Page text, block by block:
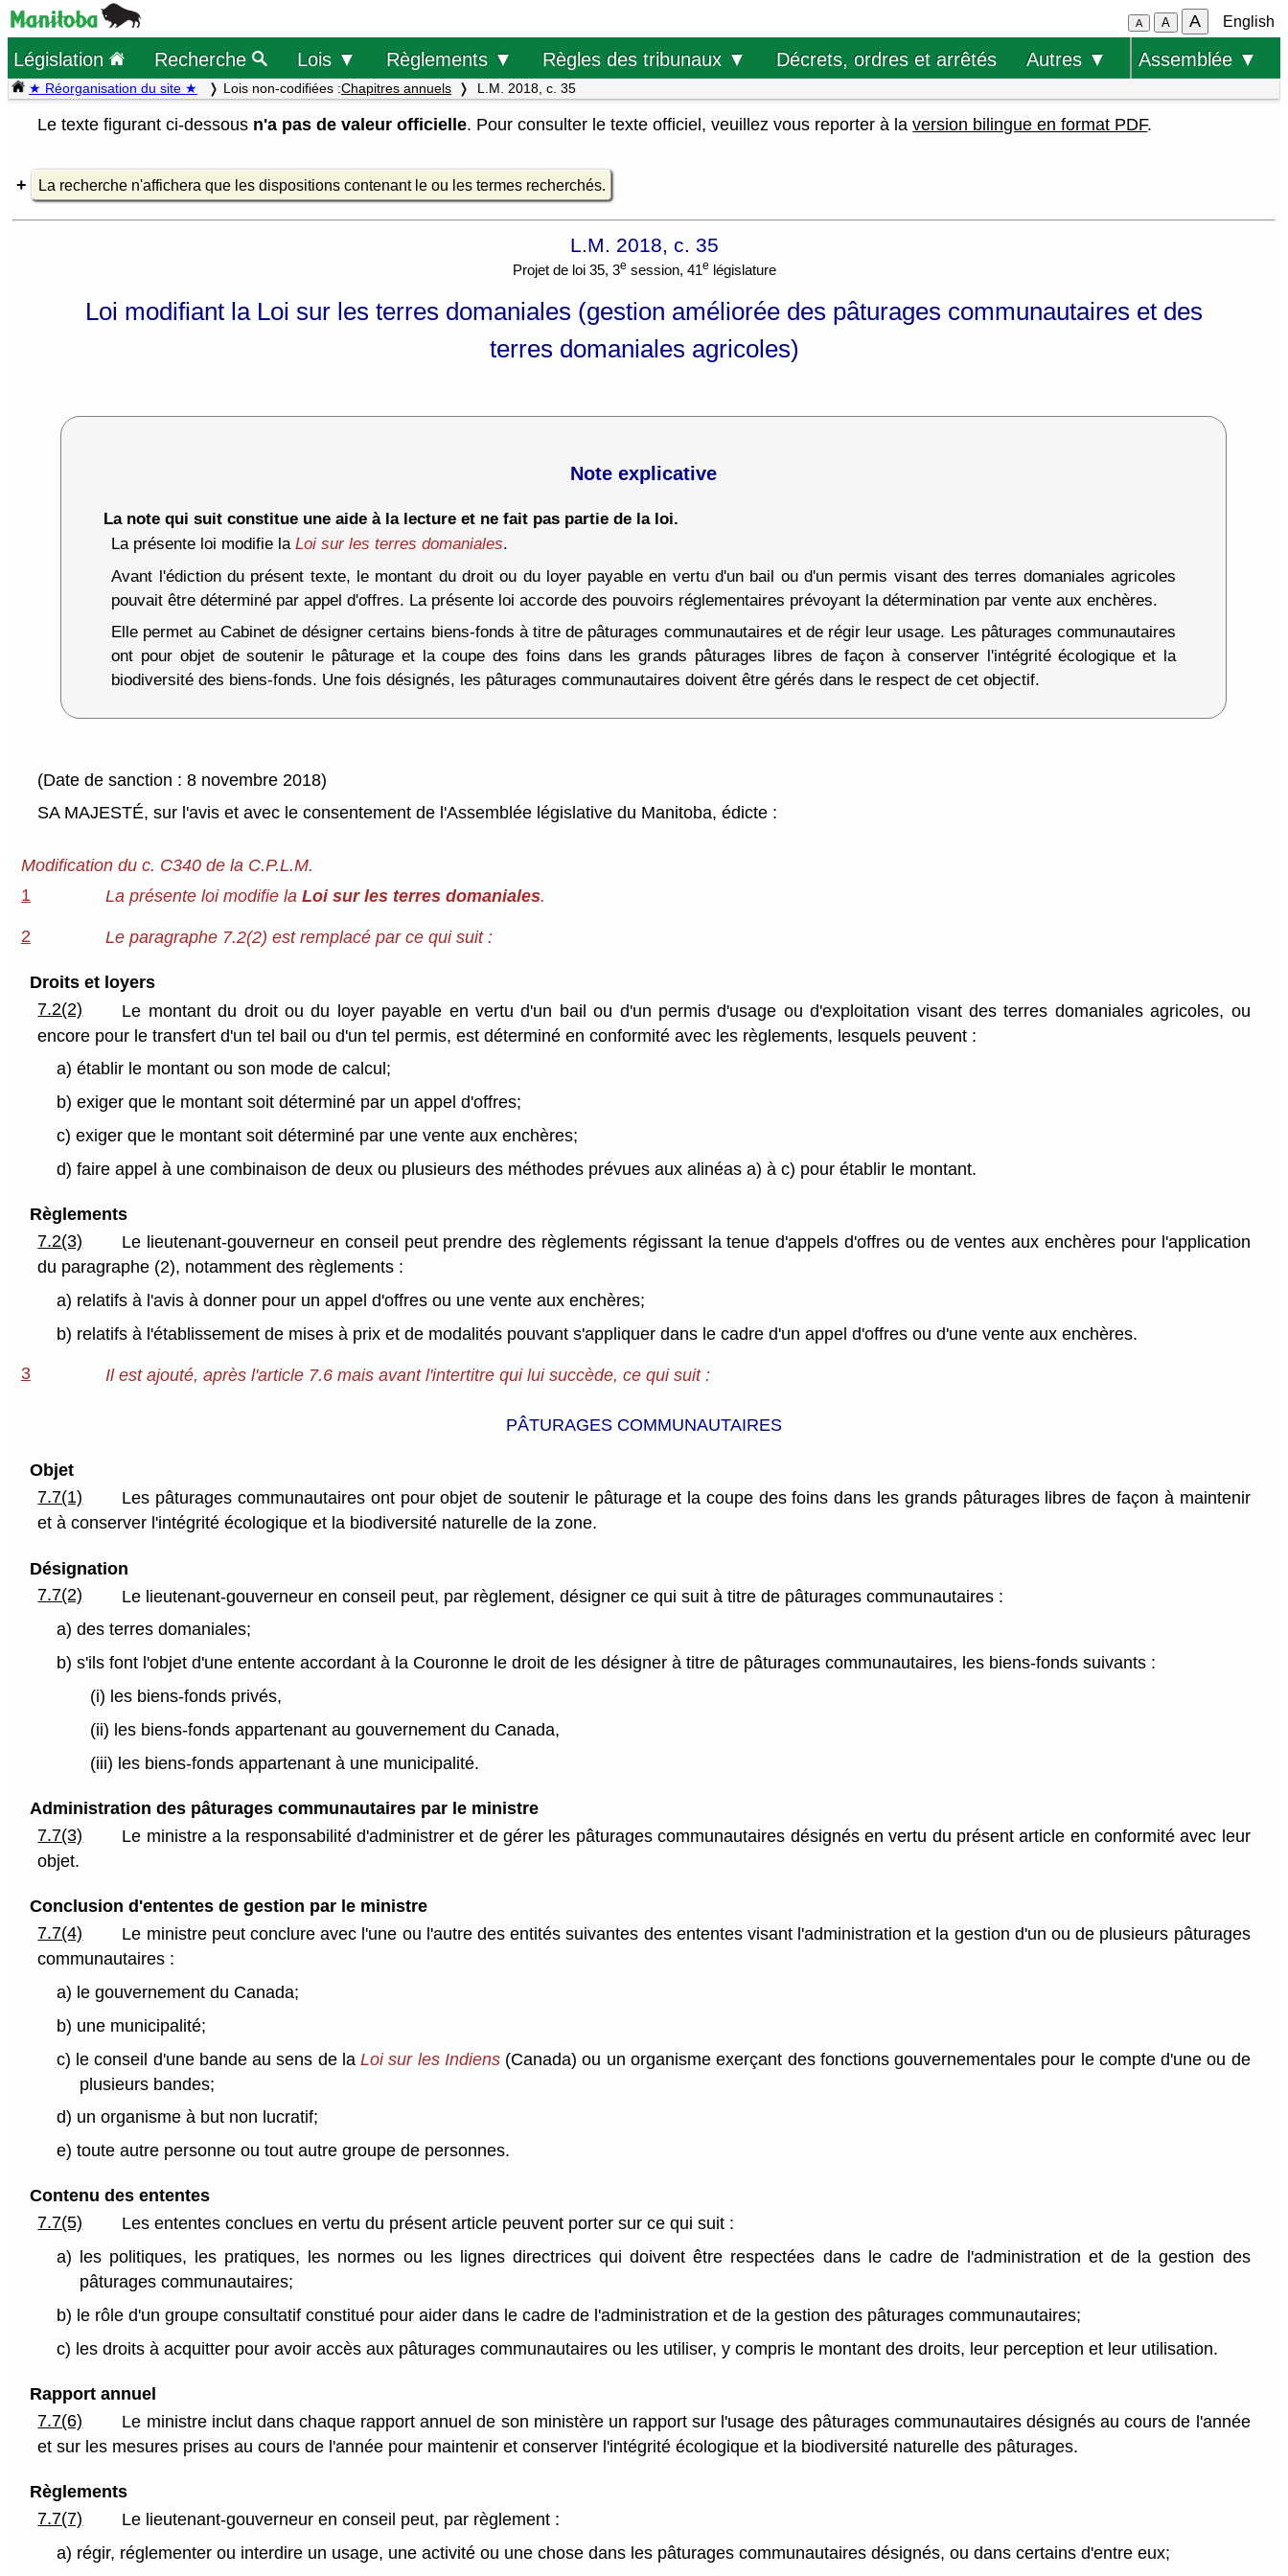
A A A English
Législation Recherche Lois ▼ Règlements ▼ Règles des tribunaux ▼ Décrets, ordres et arrêtés Autres ▼ Assemblée ▼
★ Réorganisation du site ★ Lois non-codifiées :Chapitres annuels L.M. 2018, c. 35
Le texte figurant ci-dessous n'a pas de valeur officielle. Pour consulter le texte officiel, veuillez vous reporter à laversion bilingue en format PDF.
La recherche n'affichera que les dispositions contenant le ou les termes recherchés.
L.M. 2018, c. 35
Projet de loi 35, 3e session, 41e législature
Loi modifiant la Loi sur les terres domaniales (gestion améliorée des pâturages communautaires et des
terres domaniales agricoles)
Note explicative
La note qui suit constitue une aide à la lecture et ne fait pas partie de la loi.
La présente loi modifie laLoi sur les terres domaniales.
Avant l'édiction du présent texte, le montant du droit ou du loyer payable en vertu d'un bail ou d'un permis visant des terres domaniales agricoles
pouvait être déterminé par appel d'offres. La présente loi accorde des pouvoirs réglementaires prévoyant la détermination par vente aux enchères.
Elle permet au Cabinet de désigner certains biens-fonds à titre de pâturages communautaires et de régir leur usage. Les pâturages communautaires
ont pour objet de soutenir le pâturage et la coupe des foins dans les grands pâturages libres de façon à conserver l'intégrité écologique et la
biodiversité des biens-fonds. Une fois désignés, les pâturages communautaires doivent être gérés dans le respect de cet objectif.
(Date de sanction : 8 novembre 2018)
SA MAJESTÉ, sur l'avis et avec le consentement de l'Assemblée législative du Manitoba, édicte :
Modification du c. C340 de la C.P.L.M.
1
La présente loi modifie la Loi sur les terres domaniales.
2 Le paragraphe 7.2(2) est remplacé par ce qui suit :
Droits et loyers
7.2(2)
Le montant du droit ou du loyer payable en vertu d'un bail ou d'un permis d'usage ou d'exploitation visant des terres domaniales agricoles, ou
encore pour le transfert d'un tel bail ou d'un tel permis, est déterminé en conformité avec les règlements, lesquels peuvent :
a) établir le montant ou son mode de calcul;
b) exiger que le montant soit déterminé par un appel d'offres;
c) exiger que le montant soit déterminé par une vente aux enchères;
d) faire appel à une combinaison de deux ou plusieurs des méthodes prévues aux alinéas a) à c) pour établir le montant.
Règlements
7.2(3)
Le lieutenant-gouverneur en conseil peut prendre des règlements régissant la tenue d'appels d'offres ou de ventes aux enchères pour l'application
du paragraphe (2), notamment des règlements :
a) relatifs à l'avis à donner pour un appel d'offres ou une vente aux enchères;
b) relatifs à l'établissement de mises à prix et de modalités pouvant s'appliquer dans le cadre d'un appel d'offres ou d'une vente aux enchères.
3 Il est ajouté, après l'article 7.6 mais avant l'intertitre qui lui succède, ce qui suit :
PÂTURAGES COMMUNAUTAIRES
Objet
7.7(1)
Les pâturages communautaires ont pour objet de soutenir le pâturage et la coupe des foins dans les grands pâturages libres de façon à maintenir
et à conserver l'intégrité écologique et la biodiversité naturelle de la zone.
Désignation
7.7(2)
Le lieutenant-gouverneur en conseil peut, par règlement, désigner ce qui suit à titre de pâturages communautaires :
a) des terres domaniales;
b) s'ils font l'objet d'une entente accordant à la Couronne le droit de les désigner à titre de pâturages communautaires, les biens-fonds suivants :
(i) les biens-fonds privés,
(ii) les biens-fonds appartenant au gouvernement du Canada,
(iii) les biens-fonds appartenant à une municipalité.
Administration des pâturages communautaires par le ministre
7.7(3)
Le ministre a la responsabilité d'administrer et de gérer les pâturages communautaires désignés en vertu du présent article en conformité avec leur
objet.
Conclusion d'ententes de gestion par le ministre
7.7(4)
Le ministre peut conclure avec l'une ou l'autre des entités suivantes des ententes visant l'administration et la gestion d'un ou de plusieurs pâturages
communautaires :
a) le gouvernement du Canada;
b) une municipalité;
c) le conseil d'une bande au sens de laLoi sur les Indiens(Canada) ou un organisme exerçant des fonctions gouvernementales pour le compte d'une ou de
plusieurs bandes;
d) un organisme à but non lucratif;
e) toute autre personne ou tout autre groupe de personnes.
Contenu des ententes
7.7(5)
Les ententes conclues en vertu du présent article peuvent porter sur ce qui suit :
a) les politiques, les pratiques, les normes ou les lignes directrices qui doivent être respectées dans le cadre de l'administration et de la gestion des
pâturages communautaires;
b) le rôle d'un groupe consultatif constitué pour aider dans le cadre de l'administration et de la gestion des pâturages communautaires;
c) les droits à acquitter pour avoir accès aux pâturages communautaires ou les utiliser, y compris le montant des droits, leur perception et leur utilisation.
Rapport annuel
7.7(6)
Le ministre inclut dans chaque rapport annuel de son ministère un rapport sur l'usage des pâturages communautaires désignés au cours de l'année
et sur les mesures prises au cours de l'année pour maintenir et conserver l'intégrité écologique et la biodiversité naturelle des pâturages.
Règlements
7.7(7)
Le lieutenant-gouverneur en conseil peut, par règlement :
a) régir, réglementer ou interdire un usage, une activité ou une chose dans les pâturages communautaires désignés, ou dans certains d'entre eux;